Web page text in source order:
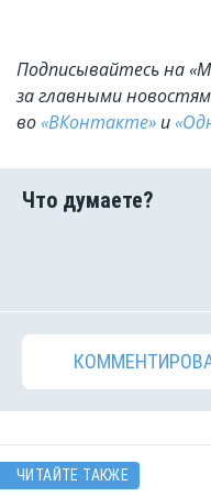
Подписывайтесь на
за главными
во«ВКонтакте» и
ЧИТАЙТЕ ТАКЖЕ